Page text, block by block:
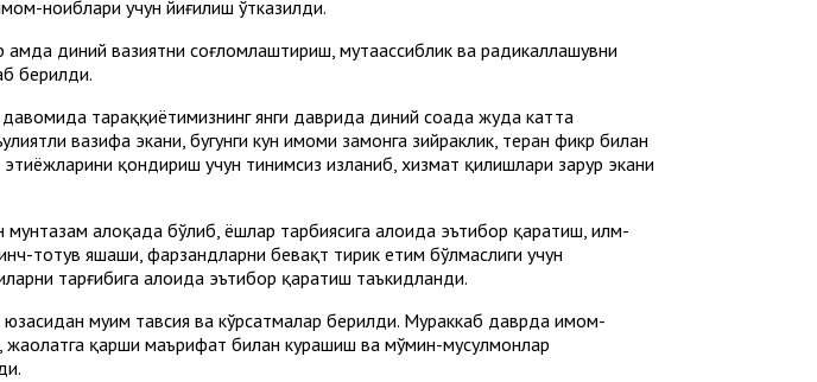
ноиблари учун йиғилиш ўтказилди.
диний вазиятни соғломлаштириш, мутаассиблик ва радикаллашувни
берилди.
тараққиётимизнинг янги даврида диний соҳада жуда катта
вазифа экани, бугунги кун имоми замонга зийраклик, теран фикр билан
қондириш учун тинимсиз изланиб, хизмат қилишлари зарур экани
алоқада бўлиб, ёшлар тарбиясига алоҳида эътибор қаратиш, илм-
тотув яшаши, фарзандларни бевақт тирик етим бўлмаслиги учун
тарғибига алоҳида эътибор қаратиш таъкидланди.
муҳим тавсия ва кўрсатмалар берилди. Мураккаб даврда имом-
қарши маърифат билан курашиш ва мўмин-мусулмонлар